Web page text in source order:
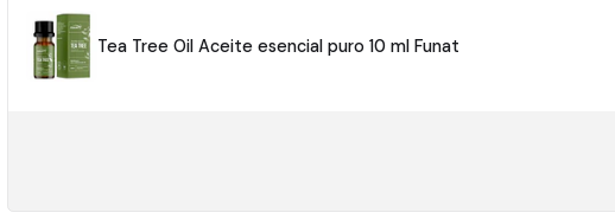
Tea Tree Oil Aceite esencial puro 10 ml Funat